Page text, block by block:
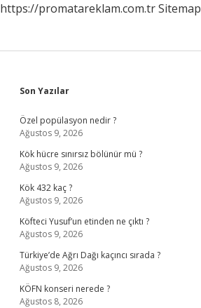
https://promatareklam.com.trSitemap
Sidebar
Son Yazılar
Özel popülasyon nedir ?
Ağustos 9, 2026
Kök hücre sınırsız bölünür mü ?
Ağustos 9, 2026
Kök 432 kaç ?
Ağustos 9, 2026
Köfteci Yusuf’un etinden ne çıktı ?
Ağustos 9, 2026
Türkiye’de Ağrı Dağı kaçıncı sırada ?
Ağustos 9, 2026
KÖFN konseri nerede ?
Ağustos 8, 2026